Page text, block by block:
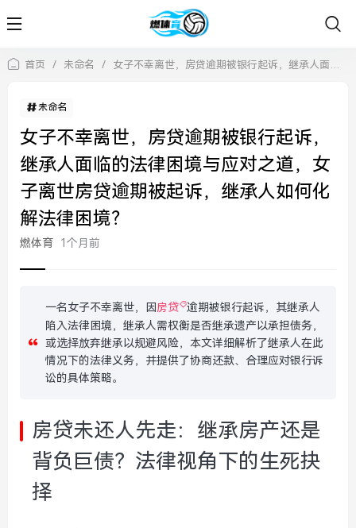
首页 / 未命名 / 女子不幸离世，房贷逾期被银行起诉，继承人面临的法律困境与应对之道，女子离世房贷逾期被起诉，继承人如何化解法律困境？
未命名
女子不幸离世，房贷逾期被银行起诉，
继承人面临的法律困境与应对之道，女
子离世房贷逾期被起诉，继承人如何化
解法律困境？
燃体育 1个月前
一名女子不幸离世，因房贷
逾期被银行起诉，其继承人
陷入法律困境，继承人需权衡是否继承遗产以承担债务，
或选择放弃继承以规避风险，本文详细解析了继承人在此
情况下的法律义务，并提供了协商还款、合理应对银行诉
讼的具体策略。
房贷未还人先走：继承房产还是
背负巨债？法律视角下的生死抉
择